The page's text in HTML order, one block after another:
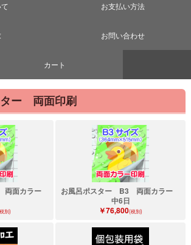
お支払い方法
お問い合わせ
カート
ー 両面印刷
面カラー
別)
お風呂ポスター B3 両面カラー
中6日
￥76,800(税別)